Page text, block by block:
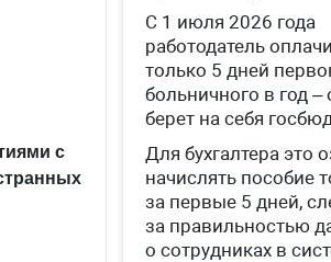
с
С 1 июля 2026 года
работодатель
только 5 дней
больничного в год –
берет на себя
Для бухгалтера это
начислять пособие
за первые 5 дней,
за правильностью
о сотрудниках в